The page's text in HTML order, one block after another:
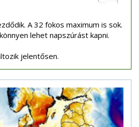
A 32 fokos maximum is sok.
lehet napszúrást kapni.
jelentősen.